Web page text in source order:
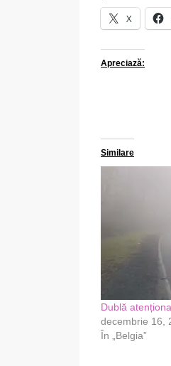
X
Apreciază:
Similare
Dublă
decembrie 16,
În „Belgia”